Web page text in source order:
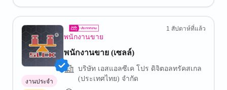
พนักงานขาย
1 สัปดาห์ที่แล้ว
พนักงานขาย (เซลล์)
บริษัท เอสแอลซีเค โปร ดิจิตอลทรัคสเกล
(ประเทศไทย) จำกัด
งานประจำ